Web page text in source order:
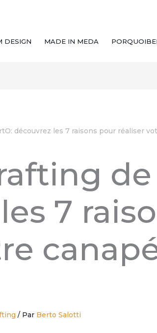
DESIGN MADE IN MEDA
découvrez les 7 raisons pour réaliser
7
/ Par Berto Salotti